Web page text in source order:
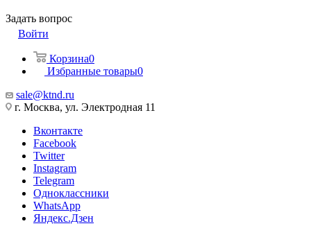
Задать вопрос
Войти
Корзина0
Избранные товары0
sale@ktnd.ru
г. Москва, ул. Электродная 11
Вконтакте
Facebook
Twitter
Instagram
Telegram
Одноклассники
WhatsApp
Яндекс.Дзен